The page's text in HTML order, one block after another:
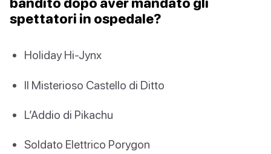
spettatori in ospedale?
Holiday Hi-Jynx
Il Misterioso Castello di Ditto
L’Addio di Pikachu
Soldato Elettrico Porygon